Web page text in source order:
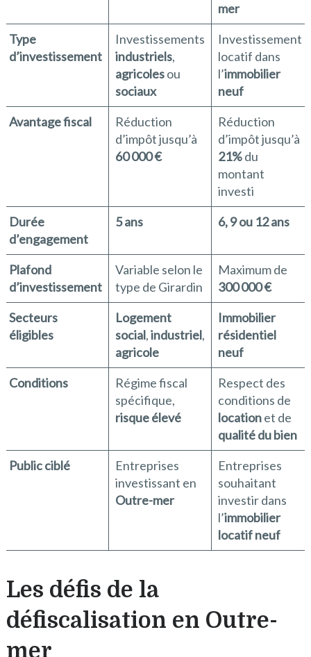
mer
Type
d’investissement
Investissements
industriels,
agricolesou
sociaux
Investissement
locatif dans
l’immobilier
neuf
Avantage fiscal
Réduction
d’impôt jusqu’à
60 000 €
Réduction
d’impôt jusqu’à
21%du
montant
investi
Durée
d’engagement
5 ans 6, 9 ou 12 ans
Plafond
d’investissement
Variable selon le
type de Girardin
Maximum de
300 000 €
Secteurs
éligibles
Logement
social,industriel,
agricole
Immobilier
résidentiel
neuf
Conditions
Régime fiscal
spécifique,
risque élevé
Respect des
conditions de
locationet de
qualité du bien
Public ciblé
Entreprises
investissant en
Outre-mer
Entreprises
souhaitant
investir dans
l’immobilier
locatif neuf
Les défis de la
défiscalisation en Outre-
mer